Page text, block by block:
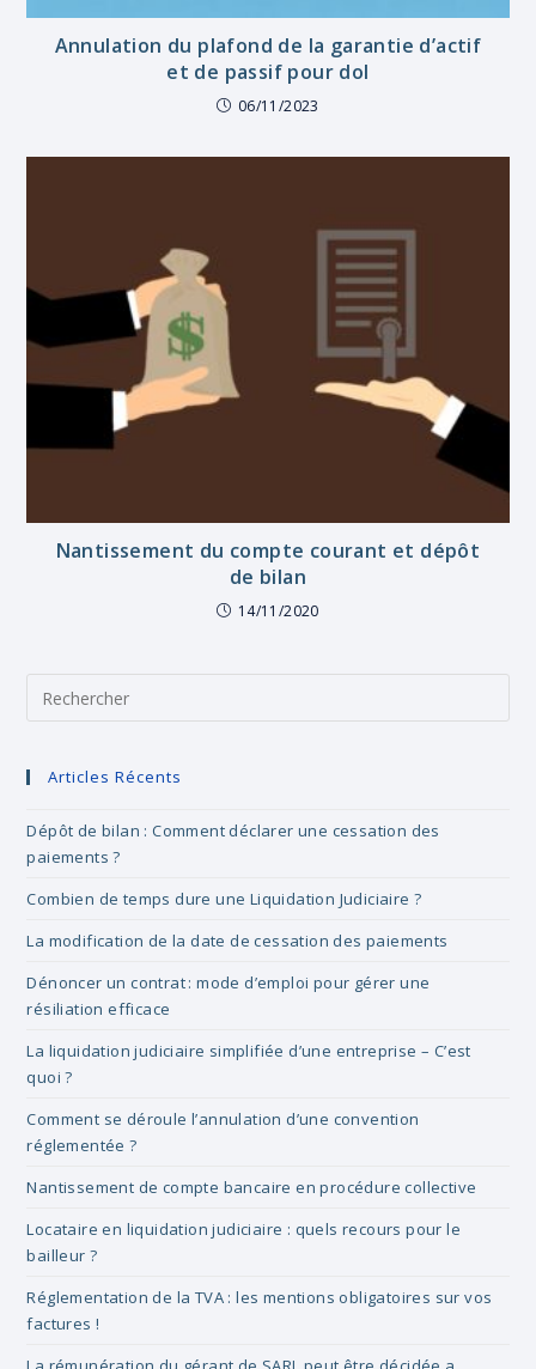
Annulation du plafond de la garantie d’actif
et de passif pour dol
06/11/2023
Nantissement du compte courant et dépôt
de bilan
14/11/2020
Articles Récents
Dépôt de bilan : Comment déclarer une cessation des
paiements ?
Combien de temps dure une Liquidation Judiciaire ?
La modification de la date de cessation des paiements
Dénoncer un contrat : mode d’emploi pour gérer une
résiliation efficace
La liquidation judiciaire simplifiée d’une entreprise – C’est
quoi ?
Comment se déroule l’annulation d’une convention
réglementée ?
Nantissement de compte bancaire en procédure collective
Locataire en liquidation judiciaire : quels recours pour le
bailleur ?
Réglementation de la TVA : les mentions obligatoires sur vos
factures !